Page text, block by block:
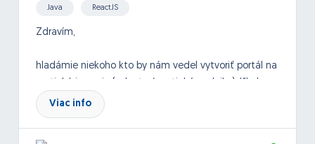
Java ReactJS
Zdravím,
hladámie niekoho kto by nám vedel vytvoriť portál na
medinárodný inzertný systém, kde by si vedeli
spoločnice zadávať inzeráty. fotky.
Viac info